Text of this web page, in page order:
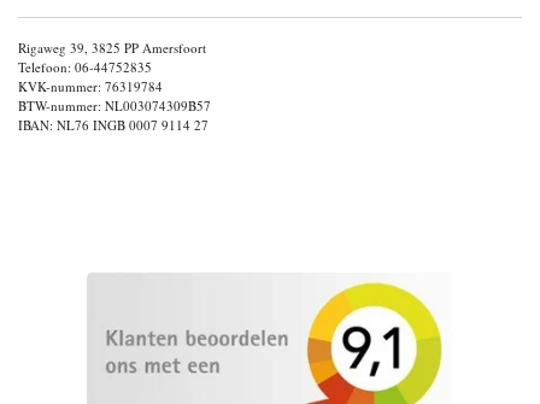
Rigaweg 39, 3825 PP Amersfoort
Telefoon: 06-44752835
KVK-nummer: 76319784
BTW-nummer: NL003074309B57
IBAN: NL76 INGB 0007 9114 27